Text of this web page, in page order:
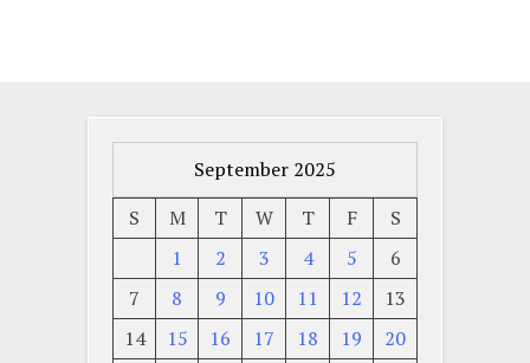
September 2025
S
M T W T F
S
1
2 3 4 5
6
7
8 9 10 11 12
13
14
15 16 17 18 19
20